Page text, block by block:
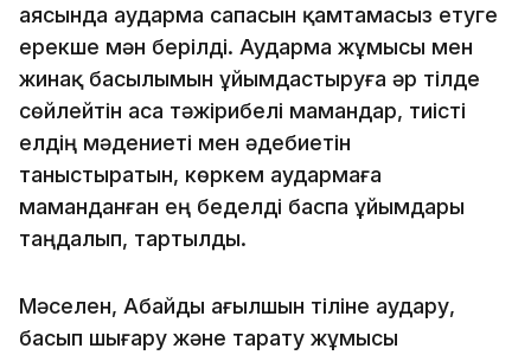
аясында аударма сапасын қамтамасыз етуге
ерекше мән берілді. Аударма жұмысы мен
жинақ басылымын ұйымдастыруға әр тілде
сөйлейтін аса тәжірибелі мамандар, тиісті
елдің мәдениеті мен әдебиетін
таныстыратын, көркем аудармаға
маманданған ең беделді баспа ұйымдары
таңдалып, тартылды.
Мәселен, Абайды ағылшын тіліне аудару,
басып шығару және тарату жұмысы